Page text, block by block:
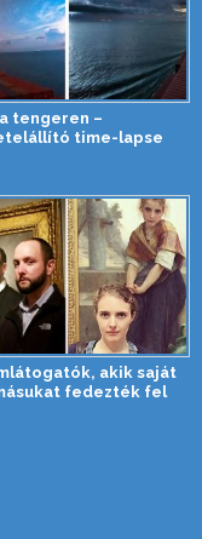
tengeren –
time-lapse
akik saját
fedezték fel